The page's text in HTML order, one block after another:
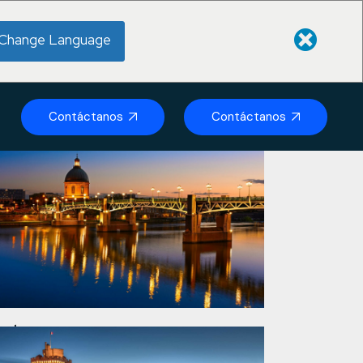
Language
Contáctanos Contáctanos
Realizaciones